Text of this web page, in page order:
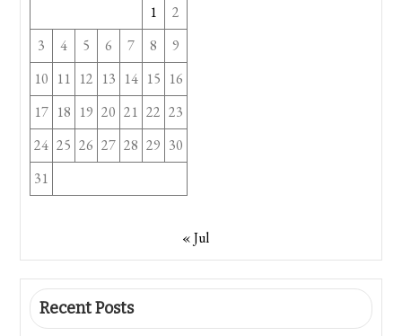
1
2
3
4 5 6 7 8
9
10 11 12 13 14 15 16
17 18 19 20 21 22 23
24 25 26 27 28 29 30
31
« Jul
Recent Posts